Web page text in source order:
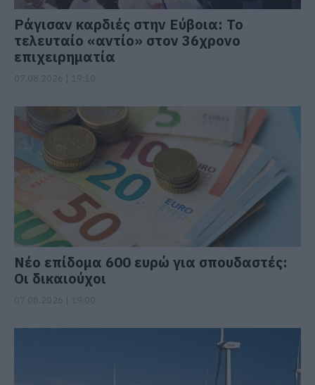
Ράγισαν καρδιές στην Εύβοια: Το
τελευταίο «αντίο» στον 36χρονο
επιχειρηματία
Νέο επίδομα 600 ευρώ για σπουδαστές:
Οι δικαιούχοι